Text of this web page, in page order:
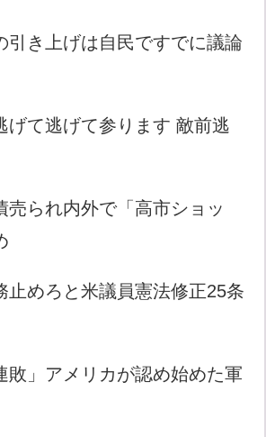
引き上げは自民ですでに議論
げて逃げて参ります 敵前逃
売られ内外で「高市ショッ
止めろと米議員憲法修正25条
敗」アメリカが認め始めた軍